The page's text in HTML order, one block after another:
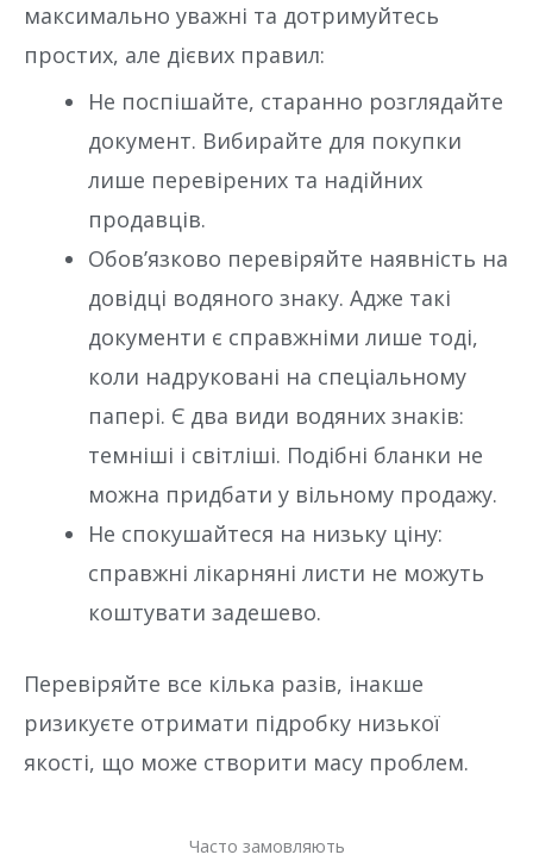
максимально уважні та дотримуйтесь
простих, але дієвих правил:
Не поспішайте, старанно розглядайте
документ. Вибирайте для покупки
лише перевірених та надійних
продавців.
Обов’язково перевіряйте наявність на
довідці водяного знаку. Адже такі
документи є справжніми лише тоді,
коли надруковані на спеціальному
папері. Є два види водяних знаків:
темніші і світліші. Подібні бланки не
можна придбати у вільному продажу.
Не спокушайтеся на низьку ціну:
справжні лікарняні листи не можуть
коштувати задешево.
Перевіряйте все кілька разів, інакше
ризикуєте отримати підробку низької
якості, що може створити масу проблем.
Часто замовляють